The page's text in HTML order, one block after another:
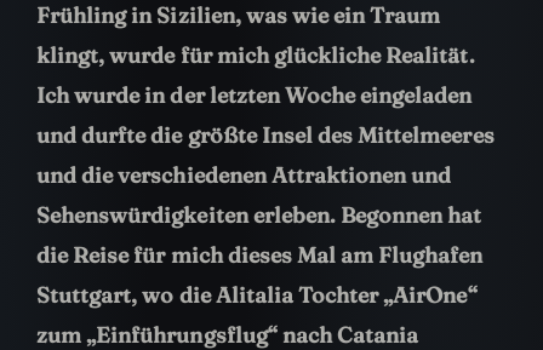
Frühling in Sizilien, was wie ein Traum
klingt, wurde für mich glückliche Realität.
Ich wurde in der letzten Woche eingeladen
und durfte die größte Insel des Mittelmeeres
und die verschiedenen Attraktionen und
Sehenswürdigkeiten erleben. Begonnen hat
die Reise für mich dieses Mal am Flughafen
Stuttgart, wo die Alitalia Tochter „AirOne“
zum „Einführungsflug“ nach Catania